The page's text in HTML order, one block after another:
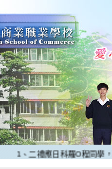
1、二禮應日科羅O程同學，